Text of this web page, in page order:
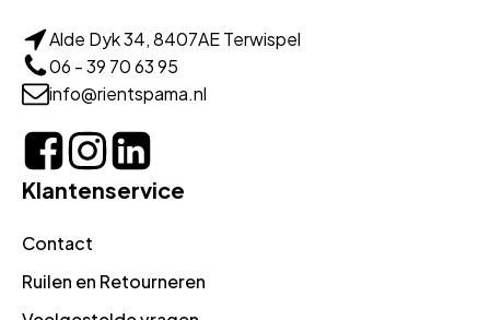
Alde Dyk 34, 8407AE Terwispel
06 - 39 70 63 95
info@rientspama.nl
Klantenservice
Contact
Ruilen en Retourneren